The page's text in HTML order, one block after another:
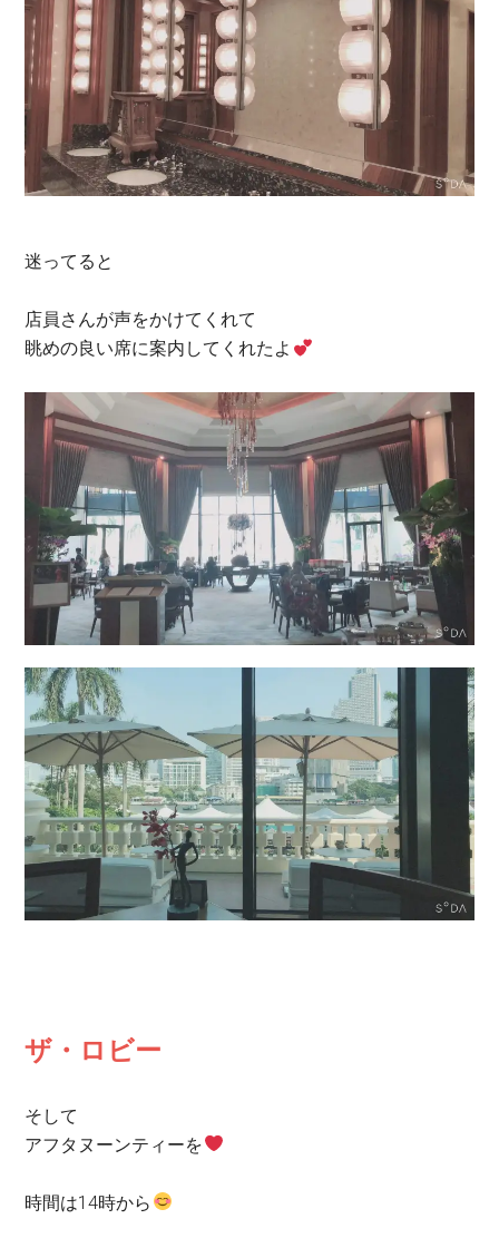
迷ってると
店員さんが声をかけてくれて
眺めの良い席に案内してくれたよ
ザ・ロビー
そして
アフタヌーンティーを
時間は14時から